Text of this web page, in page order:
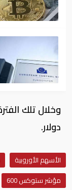
دولار.
الأسهم الأوروبية
مؤشر ستوكس 600